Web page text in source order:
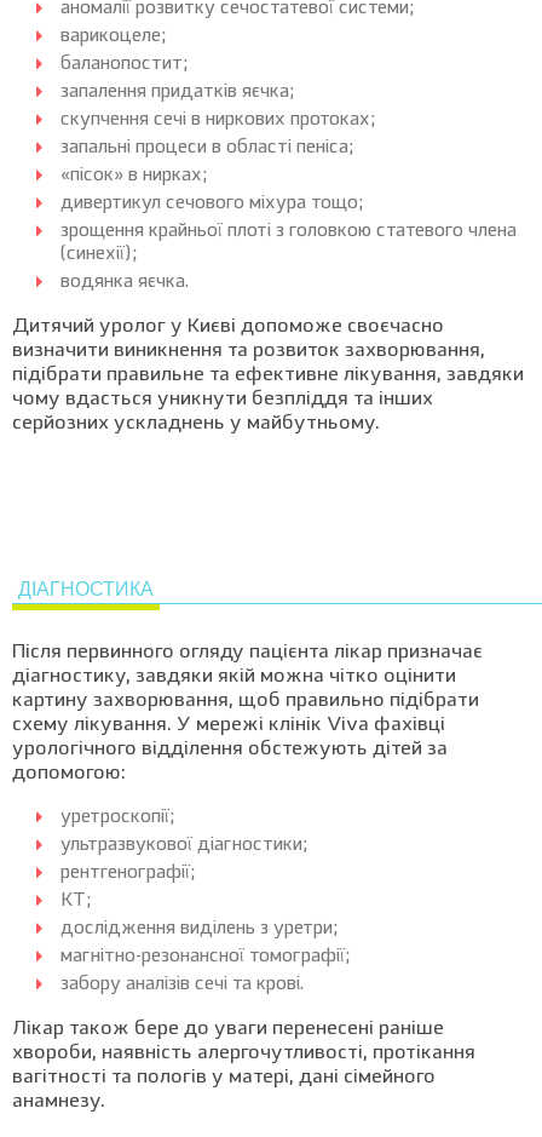
аномалії розвитку сечостатевої системи;
варикоцеле;
баланопостит;
запалення придатків яєчка;
скупчення сечі в ниркових протоках;
запальні процеси в області пеніса;
«пісок» в нирках;
дивертикул сечового міхура тощо;
зрощення крайньої плоті з головкою статевого члена
(синехії);
водянка яєчка.
Дитячий уролог у Києві допоможе своєчасно
визначити виникнення та розвиток захворювання,
підібрати правильне та ефективне лікування, завдяки
чому вдасться уникнути безпліддя та інших
серйозних ускладнень у майбутньому.
ДІАГНОСТИКА
Після первинного огляду пацієнта лікар призначає
діагностику, завдяки якій можна чітко оцінити
картину захворювання, щоб правильно підібрати
схему лікування. У мережі клінік Viva фахівці
урологічного відділення обстежують дітей за
допомогою:
уретроскопії;
ультразвукової діагностики;
рентгенографії;
КТ;
дослідження виділень з уретри;
магнітно-резонансної томографії;
забору аналізів сечі та крові.
Лікар також бере до уваги перенесені раніше
хвороби, наявність алергочутливості, протікання
вагітності та пологів у матері, дані сімейного
анамнезу.